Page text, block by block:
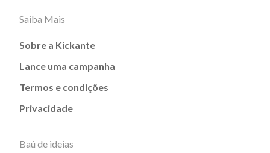
Saiba Mais
Sobre a Kickante
Lance uma campanha
Termos e condições
Privacidade
Baú de ideias